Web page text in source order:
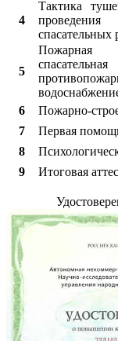
4
Тактика
спасательных
5
Пожарная
6 Пожарно-
7
Первая
8
9
Итоговая